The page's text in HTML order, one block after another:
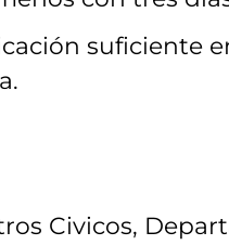
suficiente
Civicos,